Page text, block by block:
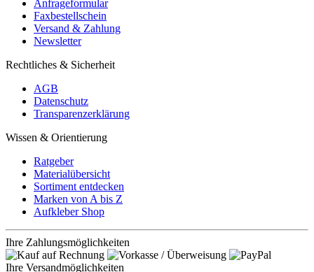
Anfrageformular
Faxbestellschein
Versand & Zahlung
Newsletter
Rechtliches & Sicherheit
AGB
Datenschutz
Transparenzerklärung
Wissen & Orientierung
Ratgeber
Materialübersicht
Sortiment entdecken
Marken von A bis Z
Aufkleber Shop
Ihre Zahlungsmöglichkeiten
Ihre Versandmöglichkeiten